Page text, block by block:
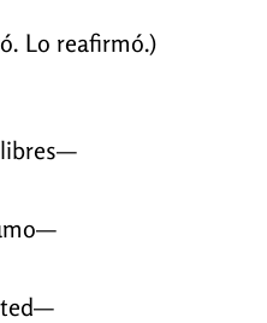
Lo reafirmó.)